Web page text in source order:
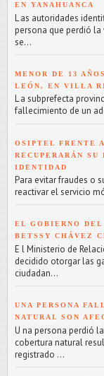
EN YANAHUANCA
L as autoridades
persona que perdió
se...
MENOR DE 13
LEÓN, EN VILLA
L a subprefecta
fallecimiento de un
OSIPTEL FRENTE
RECUPERARÁN
IDENTIDAD
Para evitar fraudes o
reactivar el servicio
EL GOBIERNO DEL
BETSSY CHÁVEZ
E l Ministerio de
decidido otorgar las
ciudadan...
UNA PERSONA
NATURAL SON
U na persona perdió
cobertura natural
registrado ...